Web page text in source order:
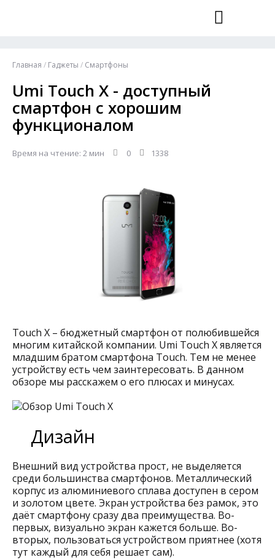
Главная / Гаджеты / Смартфоны
Umi Touch X - доступный
смартфон с хорошим
функционалом
Время на чтение: 2 мин 0 1338
Touch X – бюджетный смартфон от полюбившейся
многим китайской компании. Umi Touch X является
младшим братом смартфона Touch. Тем не менее
устройству есть чем заинтересовать. В данном
обзоре мы расскажем о его плюсах и минусах.
Дизайн
Внешний вид устройства прост, не выделяется
среди большинства смартфонов. Металлический
корпус из алюминиевого сплава доступен в сером
и золотом цвете. Экран устройства без рамок, это
даёт смартфону сразу два преимущества. Во-
первых, визуально экран кажется больше. Во-
вторых, пользоваться устройством приятнее (хотя
тут каждый для себя решает сам).